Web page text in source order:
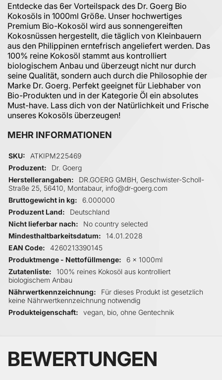
Entdecke das 6er Vorteilspack des Dr. Goerg Bio
Kokosöls in 1000ml Größe. Unser hochwertiges
Premium Bio-Kokosöl wird aus sonnengereiften
Kokosnüssen hergestellt, die täglich von Kleinbauern
aus den Philippinen erntefrisch angeliefert werden. Das
100% reine Kokosöl stammt aus kontrolliert
biologischem Anbau und überzeugt nicht nur durch
seine Qualität, sondern auch durch die Philosophie der
Marke Dr. Goerg. Perfekt geeignet für Liebhaber von
Bio-Produkten und in der Kategorie Öl ein absolutes
Must-have. Lass dich von der Natürlichkeit und Frische
unseres Kokosöls überzeugen!
MEHR INFORMATIONEN
Mehr Informationen
SKU
ATKIPM225469
Produzent
Dr. Goerg
Herstellerangaben
DR.GOERG GMBH, Geschwister-Scholl-
Straße 25, 56410, Montabaur, info@dr-goerg.com
Bruttogewicht in kg
6.000000
Produzent Land
Deutschland
Nicht lieferbar nach
No country selected
Mindesthaltbarkeitsdatum
14.01.2028
EAN Code
4260213390145
Produktmenge - Nettofüllmenge
6 x 1000ml
Zutatenliste
100% reines Kokosöl aus kontrolliert
biologischem Anbau
Nährwertkennzeichnung
Für dieses Produkt ist gesetzlich
keine Nährwertkennzeichnung notwendig
Produkteigenschaft
vegan, bio, ohne Gentechnik
BEWERTUNGEN